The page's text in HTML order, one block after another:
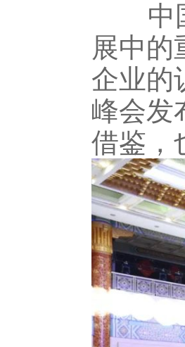
中国
展中的
企业的
峰会发
借鉴，